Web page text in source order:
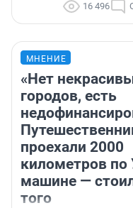
16 496
МНЕНИЕ
«Нет
городов, есть
проехали 2000
километров по
машине —
того